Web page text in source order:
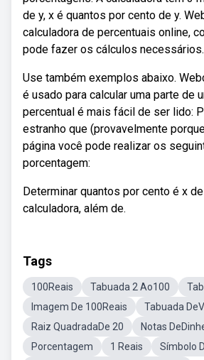
de y, x é quantos por cento de y.
calculadora de percentuais online,
pode fazer os cálculos
Use também exemplos abaixo.
é usado para calcular uma parte de
percentual é mais fácil de ser lido:
estranho que (provavelmente
página você pode realizar os
porcentagem:
Determinar quantos por cento é x
calculadora, além de.
Tags
100Reais Tabuada 2 Ao100
Imagem De 100Reais
Tabuada
Raiz QuadradaDe 20
Notas
Porcentagem
1 Reais
Símbolo